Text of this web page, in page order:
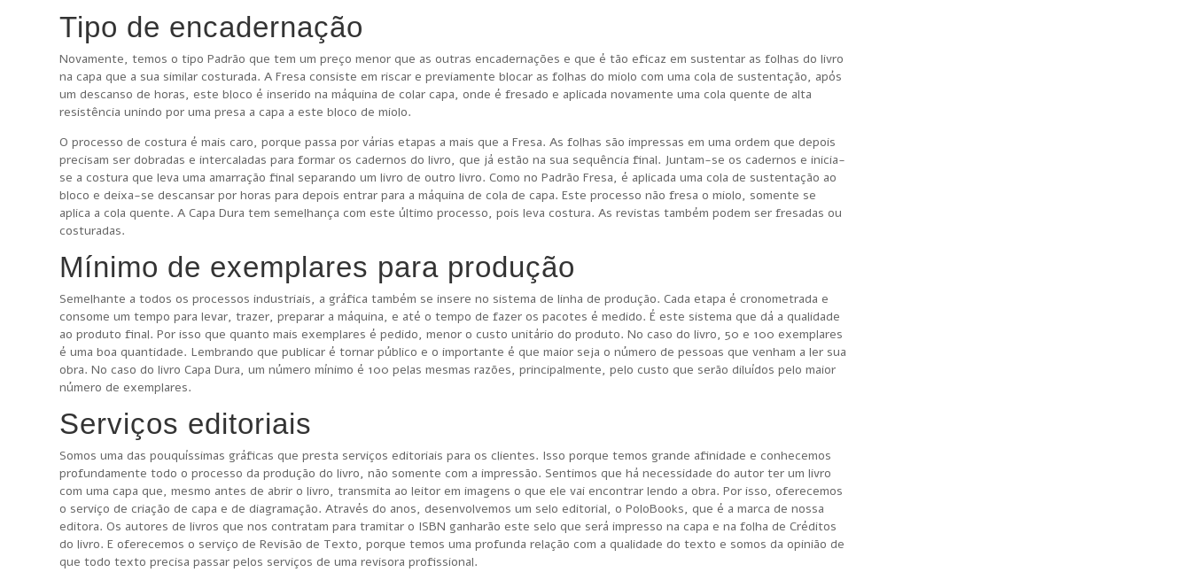
Tipo de encadernação
Novamente, temos o tipo Padrão que tem um preço menor que as outras encadernações e que é tão eficaz em sustentar as folhas do livro
na capa que a sua similar costurada. A Fresa consiste em riscar e previamente blocar as folhas do miolo com uma cola de sustentação, após
um descanso de horas, este bloco é inserido na máquina de colar capa, onde é fresado e aplicada novamente uma cola quente de alta
resistência unindo por uma presa a capa a este bloco de miolo.
O processo de costura é mais caro, porque passa por várias etapas a mais que a Fresa. As folhas são impressas em uma ordem que depois
precisam ser dobradas e intercaladas para formar os cadernos do livro, que já estão na sua sequência final. Juntam-se os cadernos e inicia-
se a costura que leva uma amarração final separando um livro de outro livro. Como no Padrão Fresa, é aplicada uma cola de sustentação ao
bloco e deixa-se descansar por horas para depois entrar para a máquina de cola de capa. Este processo não fresa o miolo, somente se
aplica a cola quente. A Capa Dura tem semelhança com este último processo, pois leva costura. As revistas também podem ser fresadas ou
costuradas.
Mínimo de exemplares para produção
Semelhante a todos os processos industriais, a gráfica também se insere no sistema de linha de produção. Cada etapa é cronometrada e
consome um tempo para levar, trazer, preparar a máquina, e até o tempo de fazer os pacotes é medido. É este sistema que dá a qualidade
ao produto final. Por isso que quanto mais exemplares é pedido, menor o custo unitário do produto. No caso do livro, 50 e 100 exemplares
é uma boa quantidade. Lembrando que publicar é tornar público e o importante é que maior seja o número de pessoas que venham a ler sua
obra. No caso do livro Capa Dura, um número mínimo é 100 pelas mesmas razões, principalmente, pelo custo que serão diluídos pelo maior
número de exemplares.
Serviços editoriais
Somos uma das pouquíssimas gráficas que presta serviços editoriais para os clientes. Isso porque temos grande afinidade e conhecemos
profundamente todo o processo da produção do livro, não somente com a impressão. Sentimos que há necessidade do autor ter um livro
com uma capa que, mesmo antes de abrir o livro, transmita ao leitor em imagens o que ele vai encontrar lendo a obra. Por isso, oferecemos
o serviço de criação de capa e de diagramação. Através do anos, desenvolvemos um selo editorial, o PoloBooks, que é a marca de nossa
editora. Os autores de livros que nos contratam para tramitar o ISBN ganharão este selo que será impresso na capa e na folha de Créditos
do livro. E oferecemos o serviço de Revisão de Texto, porque temos uma profunda relação com a qualidade do texto e somos da opinião de
que todo texto precisa passar pelos serviços de uma revisora profissional.